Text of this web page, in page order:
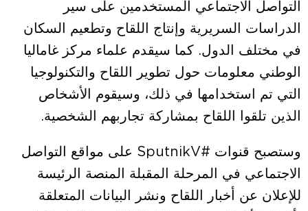
التواصل الاجتماعي المستخدمين على سير
الدراسات السريرية وإنتاج اللقاح وتطعيم السكان
في مختلف الدول. كما سيقدم علماء مركز غاماليا
الوطني معلومات حول تطوير اللقاح والتكنولوجيا
التي تم استخدامها في ذلك، وسيقوم الأشخاص
الذين تلقوا اللقاح بمشاركة تجاربهم الشخصية.
وستصبح قنوات #SputnikV على مواقع التواصل
الاجتماعي في المرحلة المقبلة المنصة الرئيسة
للإعلان عن أخبار اللقاح ونشر البيانات المتعلقة